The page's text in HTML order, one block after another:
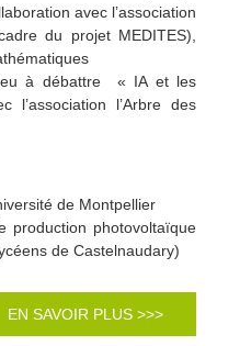
avec l’association
du projet MEDITES),
à débattre « IA et les
l’association l’Arbre des
de Montpellier
production photovoltaïque
de Castelnaudary)
EN SAVOIR PLUS >>>